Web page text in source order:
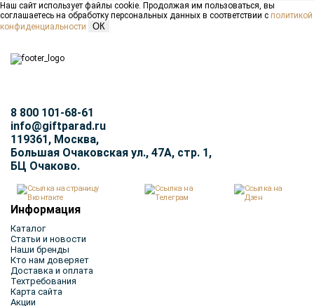
Наш сайт использует файлы cookie. Продолжая им пользоваться, вы
соглашаетесь на обработку персональных данных в соответствии с политикой
конфиденциальности
ОК
8 800 101-68-61
info@giftparad.ru
119361, Москва,
Большая Очаковская ул., 47А, стр. 1,
БЦ Очаково.
Информация
Каталог
Статьи и новости
Наши бренды
Кто нам доверяет
Доставка и оплата
Техтребования
Карта сайта
Акции